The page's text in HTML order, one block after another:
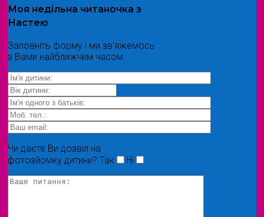
Моя недільна читаночка з
Настею
Заповніть форму і ми зв'яжемось
з Вами найближчим часом
Чи даєте Ви дозвіл на
фотозйомку дитини? Так Ні